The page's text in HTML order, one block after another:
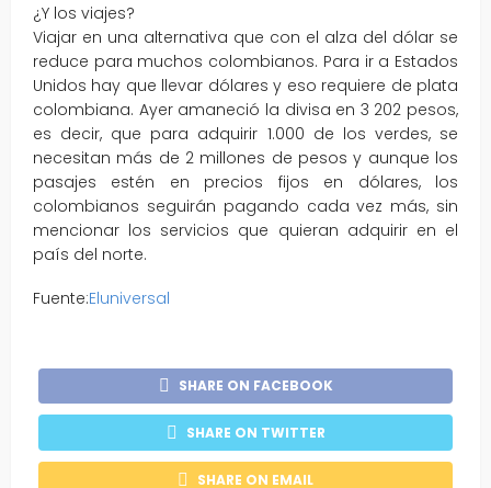
¿Y los viajes?
Viajar en una alternativa que con el alza del dólar se
reduce para muchos colombianos. Para ir a Estados
Unidos hay que llevar dólares y eso requiere de plata
colombiana. Ayer amaneció la divisa en 3 202 pesos,
es decir, que para adquirir 1.000 de los verdes, se
necesitan más de 2 millones de pesos y aunque los
pasajes estén en precios fijos en dólares, los
colombianos seguirán pagando cada vez más, sin
mencionar los servicios que quieran adquirir en el
país del norte.
Fuente:Eluniversal
SHARE ON FACEBOOK
SHARE ON TWITTER
SHARE ON EMAIL